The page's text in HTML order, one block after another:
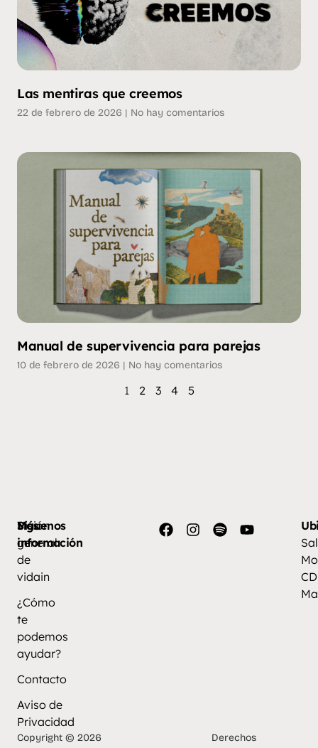
Las mentiras que creemos
22 de febrero de 2026 No hay comentarios
Manual de supervivencia para parejas
10 de febrero de 2026 No hay comentarios
1 2 3 4 5
Más
información
Visión
general
de
vidain
¿Cómo
te
podemos
ayudar?
Contacto
Aviso de
Privacidad
Síguenos
Copyright © 2026
Derechos